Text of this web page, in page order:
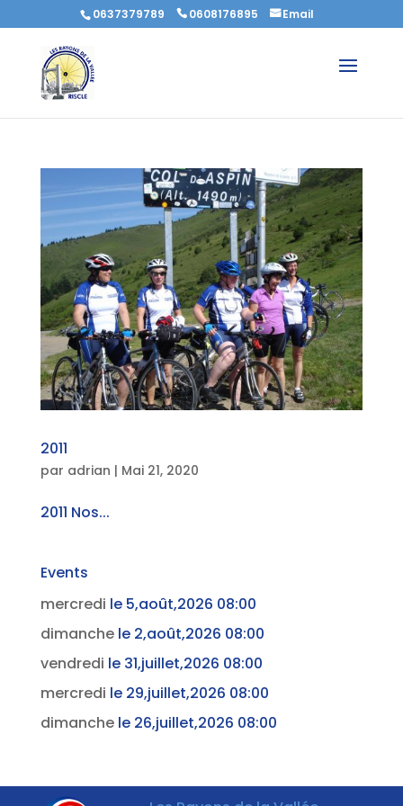
0637379789 0608176895 Email
2011
par adrian | Mai 21, 2020
2011 Nos...
Events
mercredi le 5,août,2026 08:00
dimanchele 2,août,2026 08:00
vendredi le 31,juillet,2026 08:00
mercredi le 29,juillet,2026 08:00
dimanchele 26,juillet,2026 08:00